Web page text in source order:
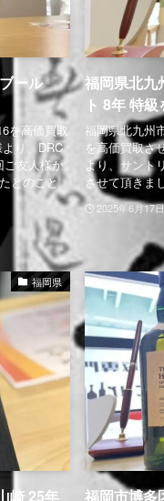
ール
を高価買取
り、DRC
ご友人様か
とのこと
福岡県北九
ト 8年 特
福岡県北九州
を高価買取さ
より、サント
させて頂きま
2025年6月17
福岡県
崎 25年
福岡市博多